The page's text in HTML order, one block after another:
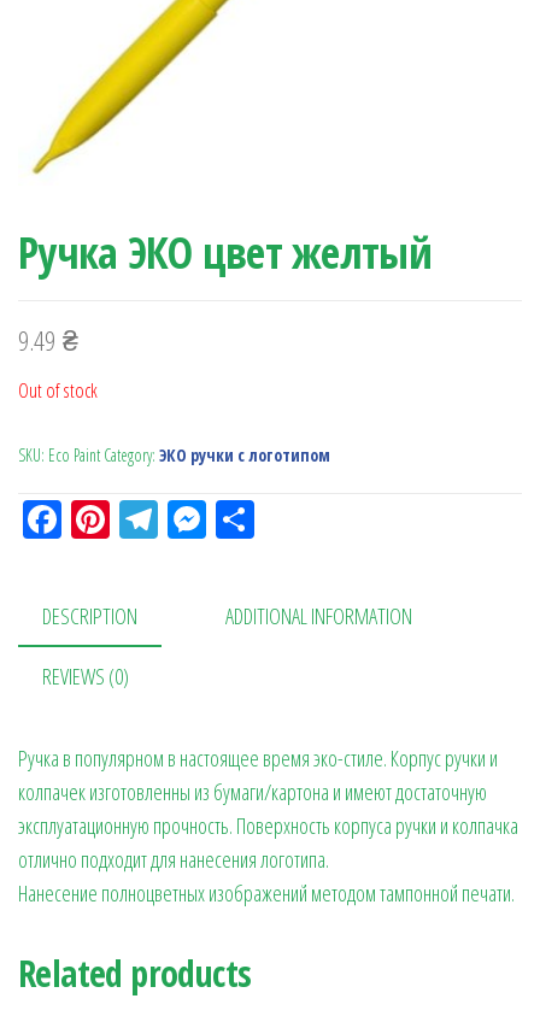
Ручка ЭКО цвет желтый
9.49 ₴
Out of stock
SKU: Eco Рaint Category: ЭКО ручки с логотипом
Fa
bo
ok
Pi
er
es
t
Te
a
M
se
n
ра
в
DESCRIPTION ADDITIONAL INFORMATION
REVIEWS (0)
Ручка в популярном в настоящее время эко-стиле. Корпус ручки и
колпачек изготовленны из бумаги/картона и имеют достаточную
эксплуатационную прочность. Поверхность корпуса ручки и колпачка
отлично подходит для нанесения логотипа.
Нанесение полноцветных изображений методом тампонной печати.
Related products